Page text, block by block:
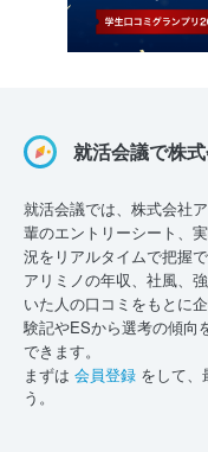
就活会議で株
就活会議では、株式会社
輩のエントリーシート、
況をリアルタイムで把握
アリミノの年収、社風、
いた人の口コミをもとに
験記やESから選考の傾向
できます。
まずは 会員登録 をして、
う。